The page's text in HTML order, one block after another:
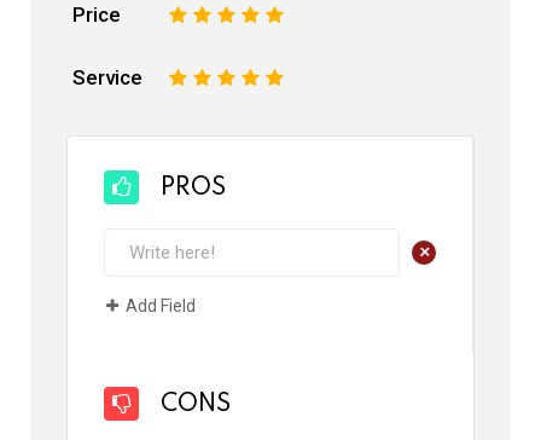
Price 5
4
3
2
Service 5
4
3
2
PROS
+
Add Field
CONS